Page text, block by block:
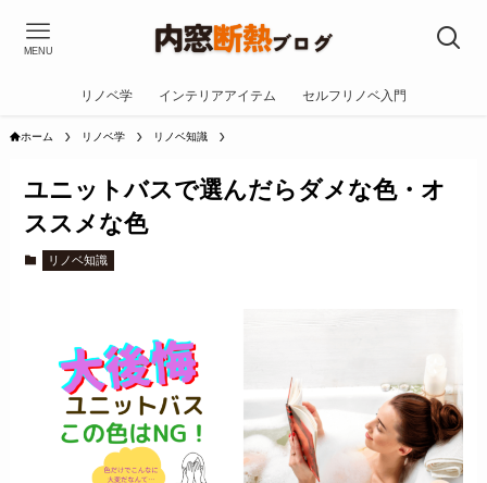
MENU
リノベ学 インテリアアイテム セルフリノベ入門
ホーム リノベ学 リノベ知識
ユニットバスで選んだらダメな色・オ
ススメな色
リノベ知識